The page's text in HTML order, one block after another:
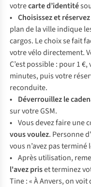
votrecarte d’identité
• Choisissez et réservez
plan de la ville indique
cargos. Le choix se fait
votre vélo directement.
C’est possible : pour 1
minutes, puis votre
reconduite.
• Déverrouillez le
sur votre GSM.
• Vous devez faire une
vous voulez. Personne
vous n’avez pas
• Après utilisation,
l'avezpriset terminez
Tine : « À Anvers, on